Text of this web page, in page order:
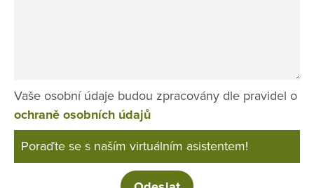
Vaše osobní údaje budou zpracovány dle pravidel o
ochraně osobních údajů
Poraďte se s naším virtuálním asistentem!